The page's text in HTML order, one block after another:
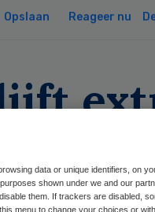
Opslaan Reageer nu
data or unique identifiers, on
shown under we and our
them. If trackers are disabled,
menu to change your choices or